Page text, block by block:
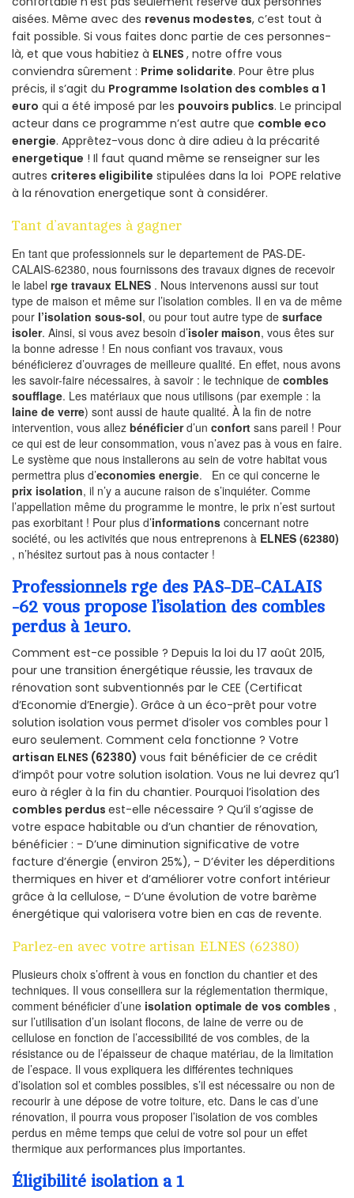
aisées. Même avec des revenus modestes, c’est tout à
fait possible. Si vous faites donc partie de ces personnes-
là, et que vous habitiez à ELNES , notre offre vous
conviendra sûrement : Prime solidarite. Pour être plus
précis, il s’agit du Programme Isolation des combles a 1
euro qui a été imposé par les pouvoirs publics. Le principal
acteur dans ce programme n’est autre que comble eco
energie. Apprêtez-vous donc à dire adieu à la précarité
energetique ! Il faut quand même se renseigner sur les
autres criteres eligibilite stipulées dans la loi POPE relative
à la rénovation energetique sont à considérer.
Tant d’avantages à gagner
En tant que professionnels sur le departement de PAS-DE-
CALAIS-62380, nous fournissons des travaux dignes de recevoir
le label rge travaux ELNES . Nous intervenons aussi sur tout
type de maison et même sur l’isolation combles. Il en va de même
pour l’isolation sous-sol, ou pour tout autre type de surface
isoler. Ainsi, si vous avez besoin d’isoler maison, vous êtes sur
la bonne adresse ! En nous confiant vos travaux, vous
bénéficierez d’ouvrages de meilleure qualité. En effet, nous avons
les savoir-faire nécessaires, à savoir : le technique de combles
soufflage. Les matériaux que nous utilisons (par exemple : la
laine de verre) sont aussi de haute qualité. À la fin de notre
intervention, vous allez bénéficierd’un confort sans pareil ! Pour
ce qui est de leur consommation, vous n’avez pas à vous en faire.
Le système que nous installerons au sein de votre habitat vous
permettra plus d’economies energie. En ce qui concerne le
prix isolation, il n’y a aucune raison de s’inquiéter. Comme
l’appellation même du programme le montre, le prix n’est surtout
pas exorbitant ! Pour plus d’informations concernant notre
société, ou les activités que nous entreprenons à ELNES (62380)
, n’hésitez surtout pas à nous contacter !
Professionnels rge des PAS-DE-CALAIS
-62 vous propose l’isolation des combles
perdus à 1euro.
Comment est-ce possible ? Depuis la loi du 17 août 2015,
pour une transition énergétique réussie, les travaux de
rénovation sont subventionnés par le CEE (Certificat
d’Economie d’Energie). Grâce à un éco-prêt pour votre
solution isolation vous permet d’isoler vos combles pour 1
euro seulement. Comment cela fonctionne ? Votre
artisan ELNES (62380) vous fait bénéficier de ce crédit
d’impôt pour votre solution isolation. Vous ne lui devrez qu’1
euro à régler à la fin du chantier. Pourquoi l’isolation des
combles perdus est-elle nécessaire ? Qu’il s’agisse de
votre espace habitable ou d’un chantier de rénovation,
bénéficier : - D’une diminution significative de votre
facture d’énergie (environ 25%), - D’éviter les déperditions
thermiques en hiver et d’améliorer votre confort intérieur
grâce à la cellulose, - D’une évolution de votre barème
énergétique qui valorisera votre bien en cas de revente.
Parlez-en avec votre artisan ELNES (62380)
Plusieurs choix s’offrent à vous en fonction du chantier et des
techniques. Il vous conseillera sur la réglementation thermique,
comment bénéficier d’une isolation optimale de vos combles ,
sur l’utilisation d’un isolant flocons, de laine de verre ou de
cellulose en fonction de l’accessibilité de vos combles, de la
résistance ou de l’épaisseur de chaque matériau, de la limitation
de l’espace. Il vous expliquera les différentes techniques
d’isolation sol et combles possibles, s’il est nécessaire ou non de
recourir à une dépose de votre toiture, etc. Dans le cas d’une
rénovation, il pourra vous proposer l’isolation de vos combles
perdus en même temps que celui de votre sol pour un effet
thermique aux performances plus importantes.
Éligibilité isolation a 1